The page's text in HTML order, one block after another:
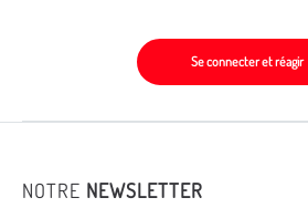
Se connecter et réagir
NOTRE NEWSLETTER